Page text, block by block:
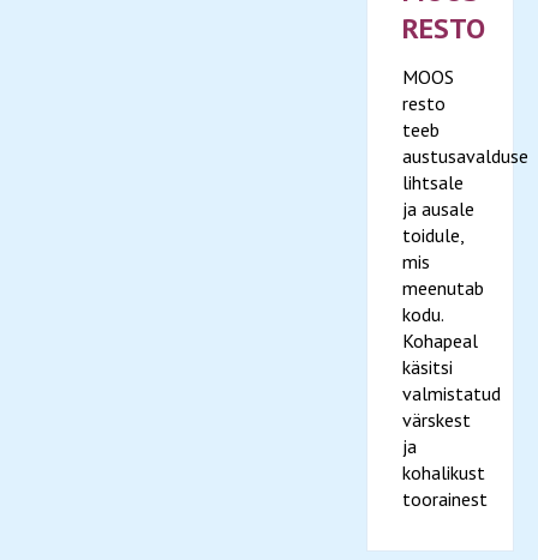
RESTO
MOOS
resto
teeb
austusavalduse
lihtsale
ja ausale
toidule,
mis
meenutab
kodu.
Kohapeal
käsitsi
valmistatud
värskest
ja
kohalikust
toorainest